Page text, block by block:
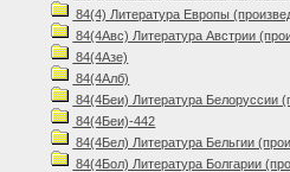
84(4) Литература Европы
84(4Авс) Литература Австрии
84(4Азе)
84(4Алб)
84(4Беи) Литература Белоруссии
84(4Беи)-442
84(4Бел) Литература Бельгии
84(4Бол) Литература Болгарии